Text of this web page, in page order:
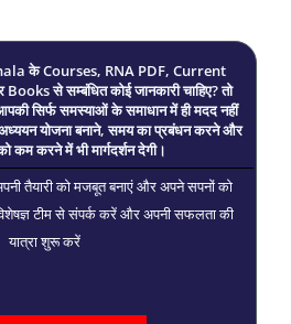
के Courses, RNA PDF, Current
से सम्बंधित कोई जानकारी चाहिए? तो
सिर्फ समस्याओं के समाधान में ही मदद नहीं
योजना बनाने, समय का प्रबंधन करने और
कम करने में भी मार्गदर्शन देगी।
तैयारी को मजबूत बनाएं और अपने सपनों को
टीम से संपर्क करें और अपनी सफलता की
यात्रा शुरू करें